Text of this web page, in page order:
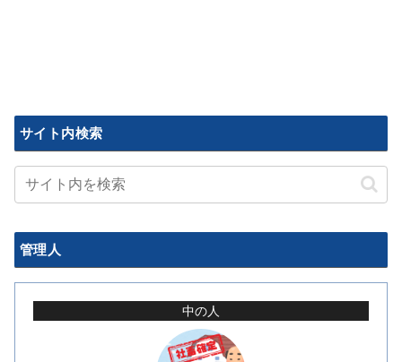
サイト内検索
管理人
中の人